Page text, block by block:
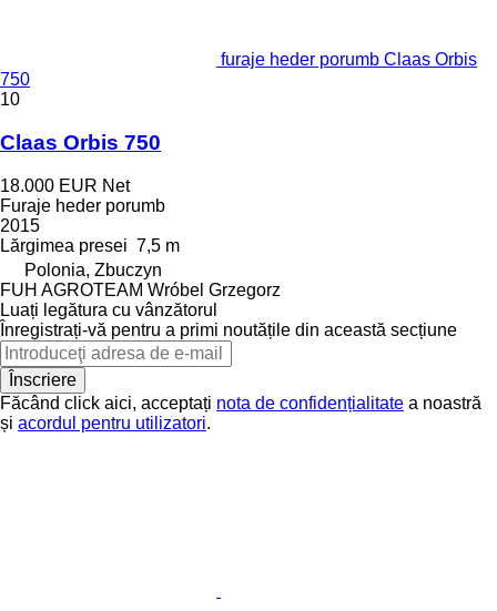
furaje heder porumb Claas Orbis
750
10
Claas Orbis 750
18.000 EUR Net
Furaje heder porumb
2015
Lărgimea presei 7,5 m
Polonia, Zbuczyn
FUH AGROTEAM Wróbel Grzegorz
Luați legătura cu vânzătorul
Înregistrați-vă pentru a primi noutățile din această secțiune
Înscriere
Făcând click aici, acceptați nota de confidențialitate a noastră
și acordul pentru utilizatori.